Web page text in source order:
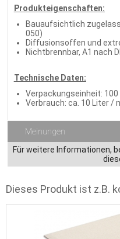
Produkteigenschaften:
Bauaufsichtlich
050)
Diffusionsoffen und
Nichtbrennbar, A1 nach
Technische Daten:
Verpackungseinheit:
Verbrauch: ca. 10 Liter /
Meinungen
Für weitere Informationen,
Dieses Produkt ist z.B.